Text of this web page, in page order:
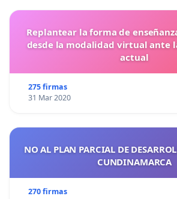
Replantear la forma de
desde la modalidad virtual ante
actual
275 firmas
31 Mar 2020
NO AL PLAN PARCIAL DE
CUNDINAMARCA
270 firmas